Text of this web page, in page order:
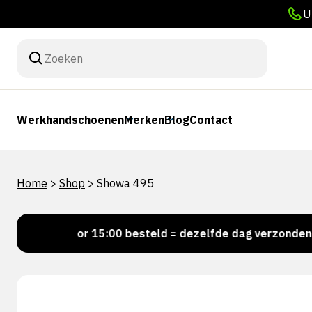
WerkhandschoenenMerkenBlogContact
Home > Shop > Showa 495
Voor 15:00 besteld = dezelfde dag verzonden